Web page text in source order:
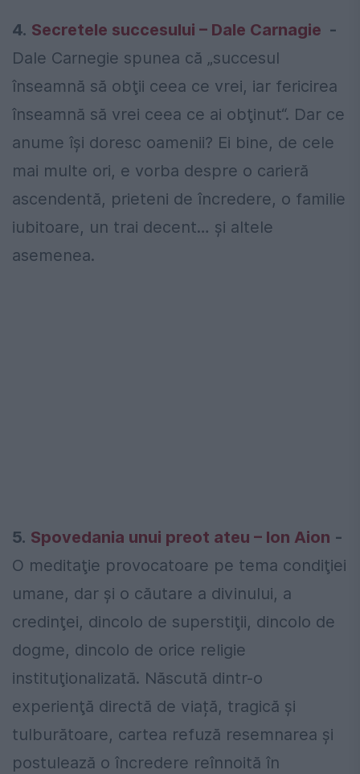
4. Secretele succesului – Dale Carnagie -
Dale Carnegie spunea că „succesul
înseamnă să obţii ceea ce vrei, iar fericirea
înseamnă să vrei ceea ce ai obţinut“. Dar ce
anume îşi doresc oamenii? Ei bine, de cele
mai multe ori, e vorba despre o carieră
ascendentă, prieteni de încredere, o familie
iubitoare, un trai decent… şi altele
asemenea.
5. Spovedania unui preot ateu – Ion Aion -
O meditaţie provocatoare pe tema condiţiei
umane, dar şi o căutare a divinului, a
credinţei, dincolo de superstiţii, dincolo de
dogme, dincolo de orice religie
instituţionalizată. Născută dintr-o
experienţă directă de viață, tragică şi
tulburătoare, cartea refuză resemnarea şi
postulează o încredere reînnoită în